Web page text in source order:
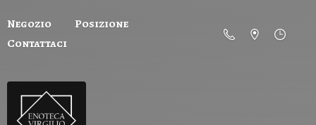
Negozio
Posizione
Contattaci